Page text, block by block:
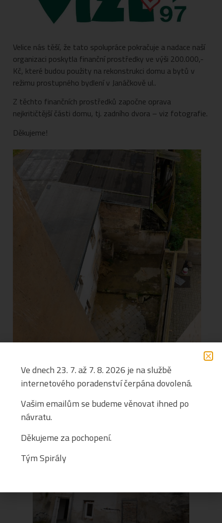
Velice nás těší, že tato spolupráce pokračuje a nadace naší
organizaci poskytla finanční prostředky ve výši 200.000,-
Kč, které budou použity na rekonstrukci domu a bytů v
režimu prostupného bydlení v Janáčkově ul..
Z těchto finančních prostředků započne oprava
nejkritičtější části domu, tj. zadního dvora – viz fotografie.
Děkujeme!
Ve dnech 23. 7. až 7. 8. 2026 je na službě
internetového poradenství čerpána dovolená.
Vašim emailům se budeme věnovat ihned po
návratu.
Děkujeme za pochopení.
Tým Spirály